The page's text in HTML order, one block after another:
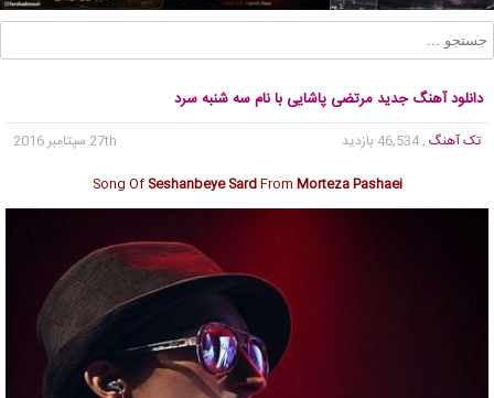
دانلود آهنگ جدید مرتضی پاشایی با نام سه شنبه سرد
تک آهنگ , 46,534 بازدید
27th سپتامبر 2016
Song Of Seshanbeye SardFrom Morteza Pashaei